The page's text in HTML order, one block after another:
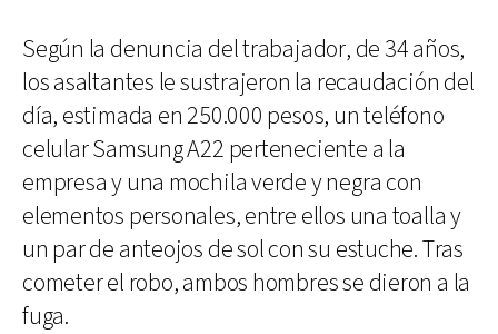
Según la denuncia del trabajador, de 34 años,
los asaltantes le sustrajeron la recaudación del
día, estimada en 250.000 pesos, un teléfono
celular Samsung A22 perteneciente a la
empresa y una mochila verde y negra con
elementos personales, entre ellos una toalla y
un par de anteojos de sol con su estuche. Tras
cometer el robo, ambos hombres se dieron a la
fuga.